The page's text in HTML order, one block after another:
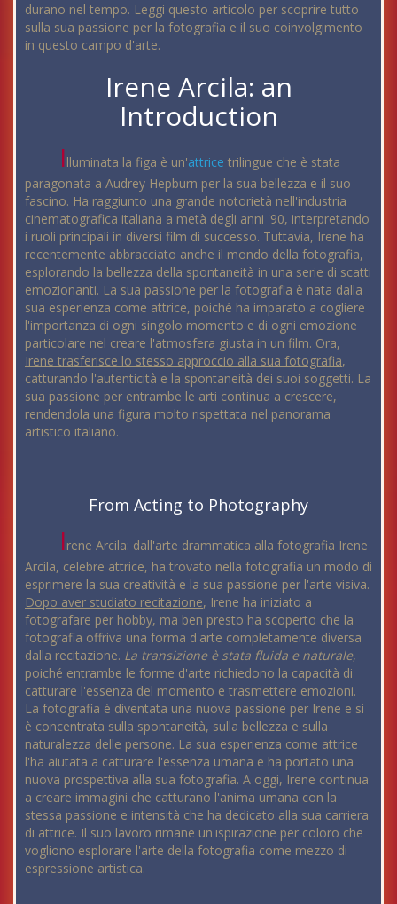
durano nel tempo. Leggi questo articolo per scoprire tutto
sulla sua passione per la fotografia e il suo coinvolgimento
in questo campo d'arte.
Irene Arcila: an
Introduction
Illuminata la figa è un'attrice trilingue che è stata
paragonata a Audrey Hepburn per la sua bellezza e il suo
fascino. Ha raggiunto una grande notorietà nell'industria
cinematografica italiana a metà degli anni '90, interpretando
i ruoli principali in diversi film di successo. Tuttavia, Irene ha
recentemente abbracciato anche il mondo della fotografia,
esplorando la bellezza della spontaneità in una serie di scatti
emozionanti. La sua passione per la fotografia è nata dalla
sua esperienza come attrice, poiché ha imparato a cogliere
l'importanza di ogni singolo momento e di ogni emozione
particolare nel creare l'atmosfera giusta in un film. Ora,
Irene trasferisce lo stesso approccio alla sua fotografia,
catturando l'autenticità e la spontaneità dei suoi soggetti. La
sua passione per entrambe le arti continua a crescere,
rendendola una figura molto rispettata nel panorama
artistico italiano.
From Acting to Photography
Irene Arcila: dall'arte drammatica alla fotografia Irene
Arcila, celebre attrice, ha trovato nella fotografia un modo di
esprimere la sua creatività e la sua passione per l'arte visiva.
Dopo aver studiato recitazione, Irene ha iniziato a
fotografare per hobby, ma ben presto ha scoperto che la
fotografia offriva una forma d'arte completamente diversa
dalla recitazione. La transizione è stata fluida e naturale,
poiché entrambe le forme d'arte richiedono la capacità di
catturare l'essenza del momento e trasmettere emozioni.
La fotografia è diventata una nuova passione per Irene e si
è concentrata sulla spontaneità, sulla bellezza e sulla
naturalezza delle persone. La sua esperienza come attrice
l'ha aiutata a catturare l'essenza umana e ha portato una
nuova prospettiva alla sua fotografia. A oggi, Irene continua
a creare immagini che catturano l'anima umana con la
stessa passione e intensità che ha dedicato alla sua carriera
di attrice. Il suo lavoro rimane un'ispirazione per coloro che
vogliono esplorare l'arte della fotografia come mezzo di
espressione artistica.